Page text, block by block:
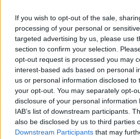
If you wish to opt-out of the sale,
processing of your personal or
targeted advertising by us, please use
section to confirm your selection.
opt-out request is processed you may
interest-based ads based on personal
us or personal information disclosed to
your opt-out. You may separately opt-
disclosure of your personal information
IAB’s list of downstream participants.
also be disclosed by us to third parties
Downstream Participants that may
augusztus 31. és szeptember
tulceai Nemzetközi
sor.
„Románia olyan kivételes
megáldva – hihetetlen
nem igazán tudunk
szeretnénk változtatni” –
nek Ivan Patzaichin. A
hogy a Rowmania típusú
segítenek az embereknek